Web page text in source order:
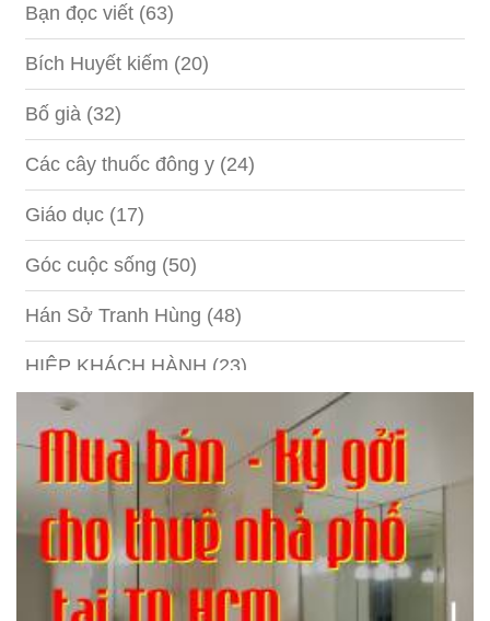
Bạn đọc viết (63)
Bích Huyết kiếm (20)
Bố già (32)
Các cây thuốc đông y (24)
Giáo dục (17)
Góc cuộc sống (50)
Hán Sở Tranh Hùng (48)
HIỆP KHÁCH HÀNH (23)
Hồng lâu mộng
(1)
Kỹ năng(18)
Liên Thành quyết(13)